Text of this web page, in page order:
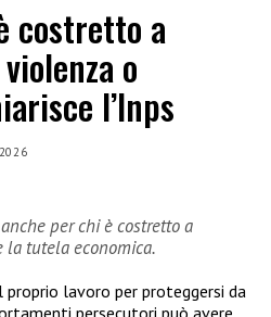
costretto a
o
l’Inps
per chi è costretto a
la tutela economica.
lavoro per proteggersi da
persecutori può avere